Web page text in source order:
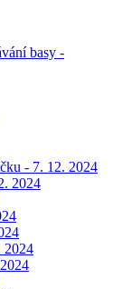
basy -
- 7. 12. 2024
2024
2024